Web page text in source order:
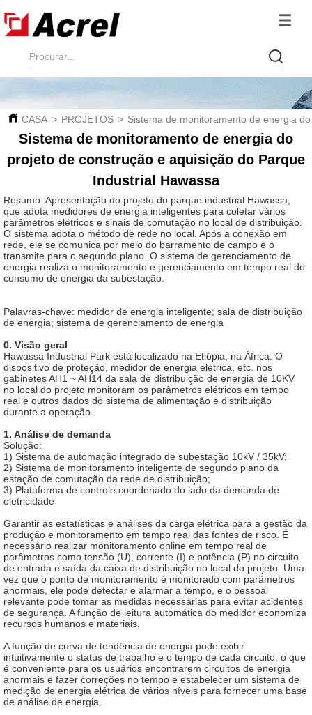
CASA > PROJETOS > Sistema de monitoramento de energia
Sistema de monitoramento de energia do
projeto de construção e aquisição do Parque
Industrial Hawassa